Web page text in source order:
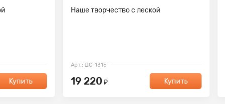
Купить
Наше творчество с леской
Арт.: ДС-1315
19 220 ₽ Купить